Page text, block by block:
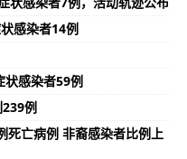
感染者14例
状感染者59例
例
死亡病例 非裔感染者比例上